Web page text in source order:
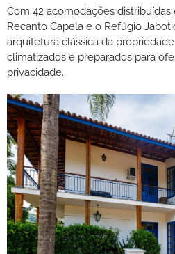
Com 42 acomodações
Recanto Capela e o Refúgio
arquitetura clássica da
climatizados e preparados para
privacidade.